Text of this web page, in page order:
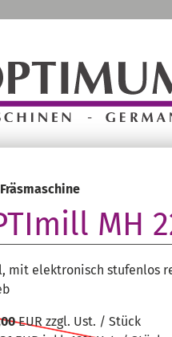
MH
mit elektronisch stufenlos
EUR zzgl. Ust. / Stück